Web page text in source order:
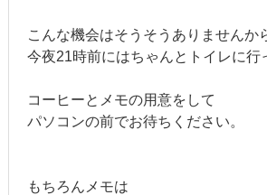
こんな機会はそうそうありませんか
今夜21時前にはちゃんとトイレに行
コーヒーとメモの用意をして
パソコンの前でお待ちください。
もちろんメモは